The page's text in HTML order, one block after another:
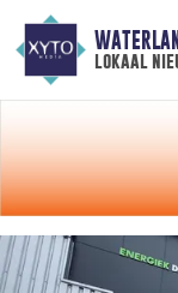
lokaal